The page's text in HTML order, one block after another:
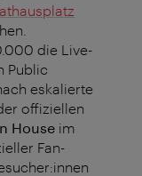
die Live-
Public
eskalierte
offiziellen
House im
Fan-